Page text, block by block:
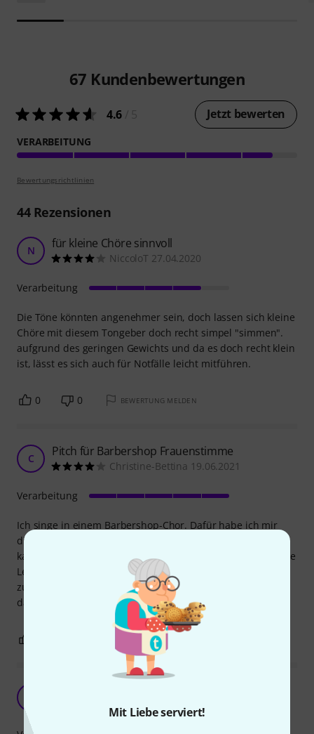
Mit Liebe serviert!
67 Kundenbewertungen
4.6 Jetzt bewerten
VERARBEITUNG
Bewertungsrichtlinien
44Rezensionen
N für kleine Chöre sinnvoll
NiccoloT 27.04.2020
Die Töne könnten angenehmer sein, doch lassen sich kleine
Chöre mit diesem Tongeber doch recht simpel "simmen".
aufgrund des geringen Gewichts und da es doch recht klein
ist, lässt es sich auch für Notfälle leicht mitführen.
Verarbeitung
0 0 BEWERTUNG MELDEN
C Pitch für Barbershop Frauenstimme
Christine-Bettina 19.06.2021
Ich singe in einem Barbershop-Chor. Dafür habe ich mir
diese Pitch gekauft. Sie funktioniert einwandfrei, alle Töne
kann man sauber anspielen. Gibt es in einem Chor mehrere
Leute mit einer Pitch, muss man ausprobieren welche
zusammen passen (sich gleich anhören). Da ist meine mal
dabei, mal nicht ....
Verarbeitung
BEWERTUNG MELDEN
der Werwurm 20.11.2020